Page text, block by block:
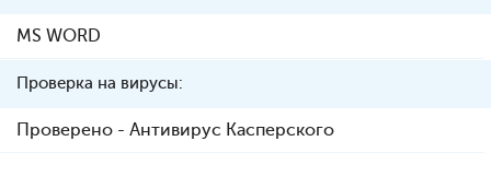
MS WORD
Проверка на вирусы:
Проверено - Антивирус Касперского